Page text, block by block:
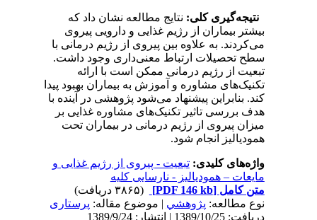
نتیجه‌گیری کلی:نتایج مطالعه نشان داد که
بیشتر بیماران از رژیم غذایی و دارویی پیروی
می‌کردند. به علاوه بین پیروی از رژیم درمانی با
سطح تحصیلات ارتباط معنی‌داری وجود داشت.
تبعیت از رژیم درمانی ممکن است با ارائه
تکنیک‌های مشاوره و آموزش به بیماران بهبود پیدا
کند. بنابراین پیشنهاد می‌شود پژوهشی در آینده با
هدف بررسی تاثیر تکنیک‌های مشاوره غذایی بر
میزان پیروی از رژیم درمانی در بیماران تحت
همودیالیز انجام شود.
واژه‌های کلیدی:تبعیت - پیروی از رژیم غذایی و
مایعات – همودیالیز - نارسایی کلیه
متن کامل[PDF 146 kb]
نوع مطالعه:پژوهشي| موضوع مقاله:پرستاری
دریافت: 1389/10/25 | انتشار: 1389/9/24